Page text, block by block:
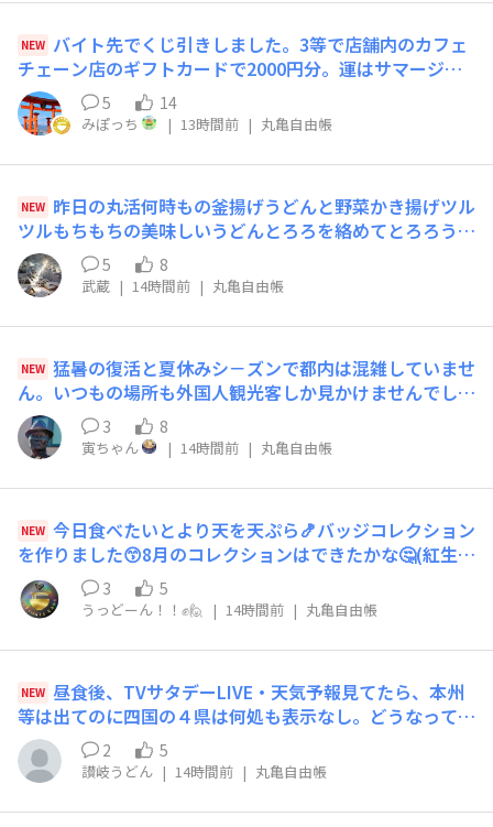
NEW バイト先でくじ引きしました。3等で店舗内のカフェ
チェーン店のギフトカードで2000円分。運はサマージャ
ンボに残ったか?!
5 14
みぽっち | 13時間前 | 丸亀自由帳
NEW 昨日の丸活何時もの釜揚げうどんと野菜かき揚げツル
ツルもちもちの美味しいうどんとろろを絡めてとろろうど
んで美味しくいただきました🙏この後デザートでうどんプ
リン🍮食べたので後ほど投稿しますね😀
5 8
武蔵 | 14時間前 | 丸亀自由帳
NEW 猛暑の復活と夏休みシ－ズンで都内は混雑していませ
ん。いつもの場所も外国人観光客しか見かけませんでした
が、あまりの暑さて丸🐢ちゃんの麺天茄子も食べずに蛙事
にしました😅
3 8
寅ちゃん | 14時間前 | 丸亀自由帳
NEW 今日食べたいとより天を天ぷら🍤バッジコレクション
を作りました😙8月のコレクションはできたかな🤔(紅生姜
串・長なすは前からあった)
3 5
うっどーん！！✊🙋 | 14時間前 | 丸亀自由帳
NEW 昼食後、TVサタデーLIVE・天気予報見てたら、本州
等は出てのに四国の４県は何処も表示なし。どうなってる
んじゃと、TVに八つ当たり。北海道、本州、九州などの
エリアには出てるのに、四国だけ全くなし。どう言う事？
最近流行りの、ハラスメントで言えばTVハラ、エリアハ
ラ 酷い話です。怒れ！四国住民！
2 5
讃岐うどん | 14時間前 | 丸亀自由帳